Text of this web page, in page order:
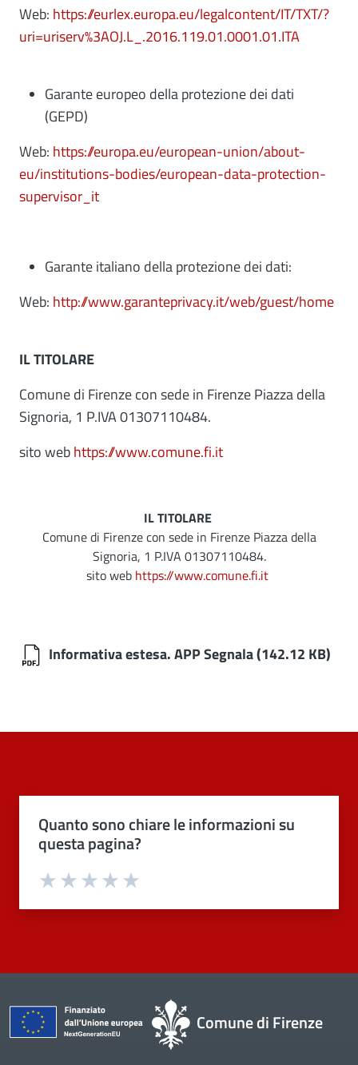
Web: https://eurlex.europa.eu/legalcontent/IT/TXT/?
uri=uriserv%3AOJ.L_.2016.119.01.0001.01.ITA
Garante europeo della protezione dei dati
(GEPD)
Web: https://europa.eu/european-union/about-
eu/institutions-bodies/european-data-protection-
supervisor_it
Garante italiano della protezione dei dati:
Web: http://www.garanteprivacy.it/web/guest/home
IL TITOLARE
Comune di Firenze con sede in Firenze Piazza della
Signoria, 1 P.IVA 01307110484.
sito webhttps://www.comune.fi.it
IL TITOLARE
Comune di Firenze con sede in Firenze Piazza della
Signoria, 1 P.IVA 01307110484.
sito web https://www.comune.fi.it
Informativa estesa. APP Segnala(142.12 KB)
Quanto sono chiare le informazioni su
questa pagina?
Valuta 4 stelle su 5
Valuta 3 stelle su 5
Valuta 2 stelle su 5
Valuta 1 stelle su 5
Comune di Firenze